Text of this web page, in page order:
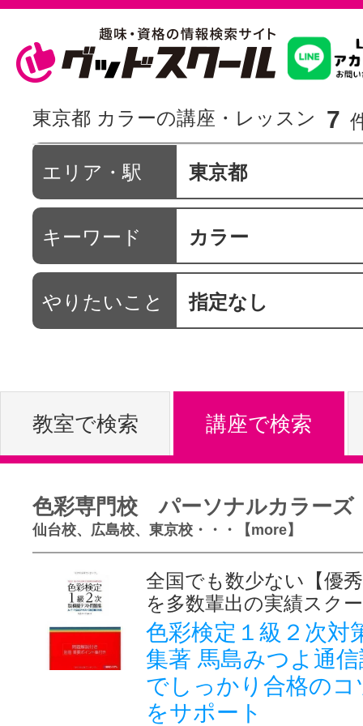
習いたいこ
スクールを
駅・路線か
通信講座を
体験レッス
やりたいこ
特集をみる
グッドスク
掲載のお問
東京都 カラーの講座・レッスン 7
エリア・駅 東京都
キーワード カラー
やりたいこと 指定なし
教室で検索 講座で検索
色彩専門校 パーソナルカラーズ
仙台校、広島校、東京校・・・【more】
全国でも数少ない【優
を多数輩出の実績スク
色彩検定１級２次
集著 馬島みつよ通
でしっかり合格のコ
をサポート